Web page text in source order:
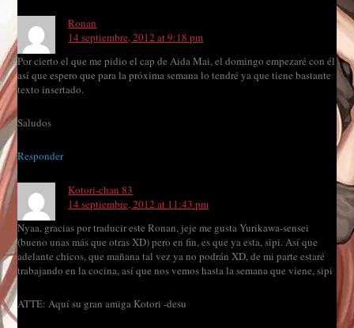
Ronan
14 septiembre, 2012 at 9:18 pm
Por cierto el que me pidio el cap de Aida Mai, el domingo empezaré con él
así que espero que para la próxima semana lo tendré ya que tiene bastante
texto insertado.
Saludos
Responder
Kotori-chan 83
14 septiembre, 2012 at 11:43 pm
Nyaa, gracias por traducir este Ronan, jeje me gusta Yurikawa-sensei
(bueno unas más que otras XD) pero en fin, es que ya esta, sipi. Así que
adelante chicos, que mañana tal vez ya no podrán XD, de mi parte estaré
trabajando en la cocina, así que nos vemos hasta la semana que viene, sipi
ATTE: Aquí su gran amiga Kotori -desu